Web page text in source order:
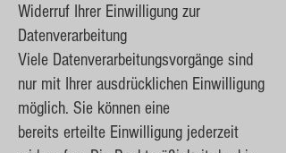
Widerruf Ihrer Einwilligung zur
Datenverarbeitung
Viele Datenverarbeitungsvorgänge sind
nur mit Ihrer ausdrücklichen Einwilligung
möglich. Sie können eine
bereits erteilte Einwilligung jederzeit